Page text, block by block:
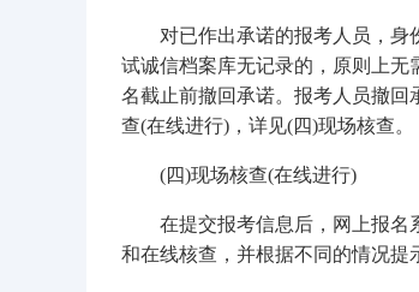
对已作出承诺的报考人员，身份
试诚信档案库无记录的，原则上
名截止前撤回承诺。报考人员撤
查(在线进行)，详见(四)现场核查。
(四)现场核查(在线进行)
在提交报考信息后，网上报名系
和在线核查，并根据不同的情况提